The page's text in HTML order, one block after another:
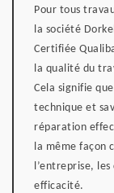
Pour tous
la société
Certifiée
la qualité du
Cela signifie
technique et
réparation
la même façon
l’entreprise,
efficacité.